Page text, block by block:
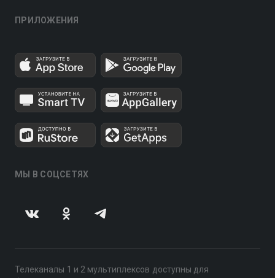
ПРИЛОЖЕНИЯ
МЫ В СОЦСЕТЯХ
Телеканалы 1 и 2 мультиплексов доступны для